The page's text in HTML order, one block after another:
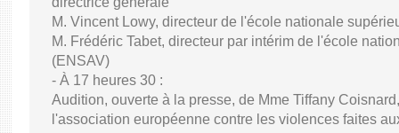
M. Vincent Lowy, directeur de l'école nationale
M. Frédéric Tabet, directeur par intérim de l'école
(ENSAV)
- À 17 heures 30 :
Audition, ouverte à la presse, de Mme Tiffany
l'association européenne contre les violences faites